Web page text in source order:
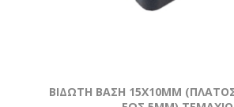
ΒΙΔΩΤΗ ΒΑΣΗ 15Χ10MM